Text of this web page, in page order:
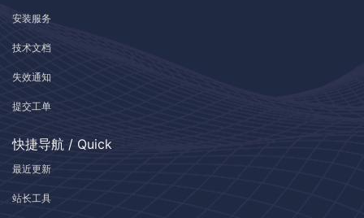
安装服务
技术文档
失效通知
提交工单
快捷导航 / Quick
最近更新
站长工具